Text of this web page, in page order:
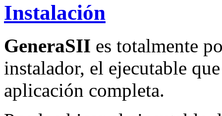
Instalación
GeneraSII es totalmente
instalador, el ejecutable
aplicación completa.